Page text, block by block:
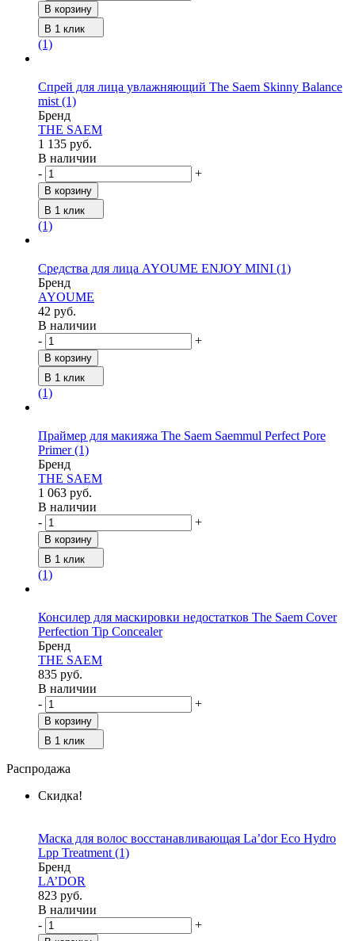
В корзину
В 1 клик
(1)
Спрей для лица увлажняющий The Saem Skinny Balance
mist (1)
Бренд
THE SAEM
1 135 руб.
В наличии
-
+
В корзину
В 1 клик
(1)
Средства для лица AYOUME ENJOY MINI (1)
Бренд
AYOUME
42 руб.
В наличии
-
+
В корзину
В 1 клик
(1)
Праймер для макияжа The Saem Saemmul Perfect Pore
Primer(1)
Бренд
THE SAEM
1 063 руб.
В наличии
-
+
В корзину
В 1 клик
(1)
Консилер для маскировки недостатков The Saem Cover
Perfection Tip Concealer
Бренд
THE SAEM
835 руб.
В наличии
-
+
В корзину
В 1 клик
Распродажа
Скидка!
Маска для волос восстанавливающая La’dor Eco Hydro
Lpp Treatment (1)
Бренд
LA’DOR
823 руб.
В наличии
-
+